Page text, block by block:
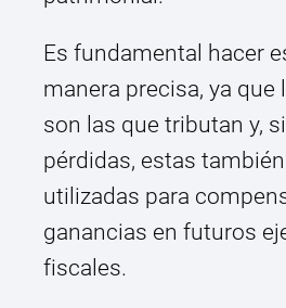
Es fundamental hacer
manera precisa, ya que
son las que tributan y,
pérdidas, estas
utilizadas para
ganancias en futuros
fiscales.